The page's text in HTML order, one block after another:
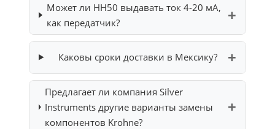
Может ли HH50 выдавать ток 4-20 мА,
как передатчик?
Каковы сроки доставки в Мексику?
Предлагает ли компания Silver
Instruments другие варианты замены
компонентов Krohne?